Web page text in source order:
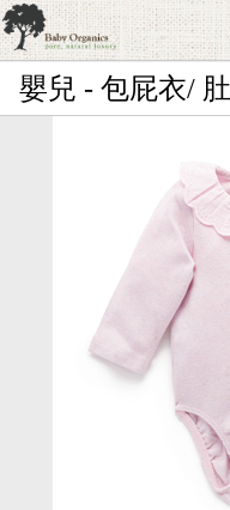
首頁
日本品牌育兒配件
韓國Merebe寶寶配件
嬰兒 - 包屁衣/